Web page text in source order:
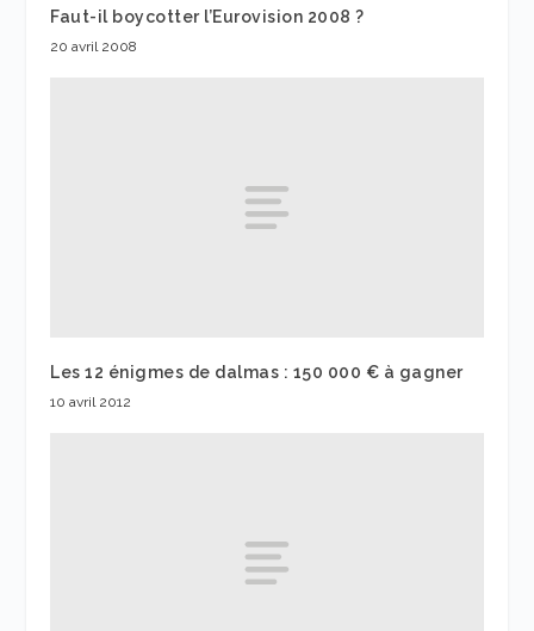
Faut-il boycotter l’Eurovision 2008 ?
20 avril 2008
Les 12 énigmes de dalmas : 150 000 € à gagner
10 avril 2012